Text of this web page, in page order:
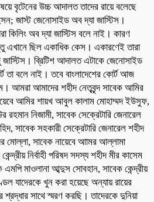
বৃটেনের উচ্চ আদালত তাদের রায়ে বলেছে
জাস্ট জেনোসাইড অব দ্যা জাস্টিস।
কিলিং অব দ্যা জাস্টিস বলে নাই। কারণ
এখানে ছিল একাধিক কেস। একারণেই তারা
ব্রিটিশ আদালত এটাকে জেনোসাইড
তা বলে নাই। তবে বাংলাদেশের কোর্ট আজ
আমরা আমাদের শহীদ নেতৃবৃন্দ সাবেক আমির
আমির শায়খ আবুল কালাম মোহাম্মদ ইউসুফ,
রহমান নিজামী, সাবেক সেক্রেটারি জেনারেল
সাবেক সহকারী সেক্রেটারি জেনারেল শহীদ
মোল্লা, সাবেক নায়েবে আামর আল্লামা
নির্বাহী পরিষদ সদস্য শহীদ মীর কাসেম
মাওলানা আব্দুস সোবহান, সাবেক কেন্দ্রীয়
যাদেরকে খুন করা হয়েছে অন্যায় রায়ের
সাথে স্মরণ করছি। তাদেরকে দুনিয়া